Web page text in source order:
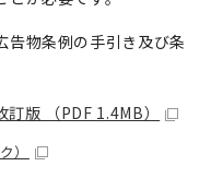
告物条例の手引き及び条
版 （PDF 1.4MB）
）